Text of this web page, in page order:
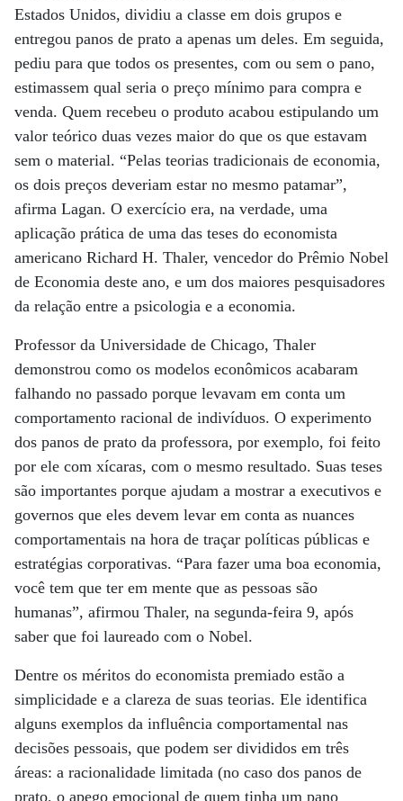
Estados Unidos, dividiu a classe em dois grupos e
entregou panos de prato a apenas um deles. Em seguida,
pediu para que todos os presentes, com ou sem o pano,
estimassem qual seria o preço mínimo para compra e
venda. Quem recebeu o produto acabou estipulando um
valor teórico duas vezes maior do que os que estavam
sem o material. “Pelas teorias tradicionais de economia,
os dois preços deveriam estar no mesmo patamar”,
afirma Lagan. O exercício era, na verdade, uma
aplicação prática de uma das teses do economista
americano Richard H. Thaler, vencedor do Prêmio Nobel
de Economia deste ano, e um dos maiores pesquisadores
da relação entre a psicologia e a economia.
Professor da Universidade de Chicago, Thaler
demonstrou como os modelos econômicos acabaram
falhando no passado porque levavam em conta um
comportamento racional de indivíduos. O experimento
dos panos de prato da professora, por exemplo, foi feito
por ele com xícaras, com o mesmo resultado. Suas teses
são importantes porque ajudam a mostrar a executivos e
governos que eles devem levar em conta as nuances
comportamentais na hora de traçar políticas públicas e
estratégias corporativas. “Para fazer uma boa economia,
você tem que ter em mente que as pessoas são
humanas”, afirmou Thaler, na segunda-feira 9, após
saber que foi laureado com o Nobel.
Dentre os méritos do economista premiado estão a
simplicidade e a clareza de suas teorias. Ele identifica
alguns exemplos da influência comportamental nas
decisões pessoais, que podem ser divididos em três
áreas: a racionalidade limitada (no caso dos panos de
prato, o apego emocional de quem tinha um pano